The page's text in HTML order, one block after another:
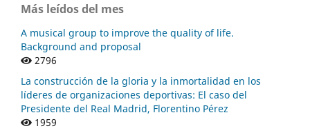
Más leídos del mes
A musical group to improve the quality of life.
Background and proposal
2796
La construcción de la gloria y la inmortalidad en los
líderes de organizaciones deportivas: El caso del
Presidente del Real Madrid, Florentino Pérez
1959